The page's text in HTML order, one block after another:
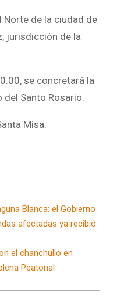
Norte de la ciudad de
jurisdicción de la
se concretará la
Santo Rosario.
Misa.
Blanca: el Gobierno
afectadas ya recibió
el chanchullo en
Peatonal